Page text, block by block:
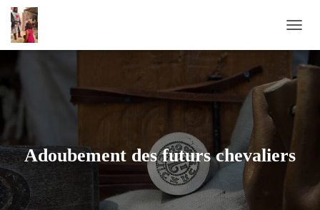
É
L
E
N
Adoubement des futurs chevaliers